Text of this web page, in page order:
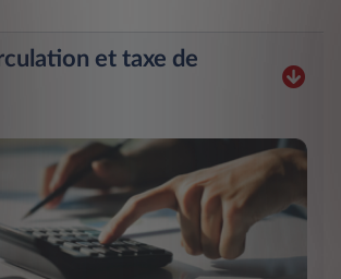
et taxe de